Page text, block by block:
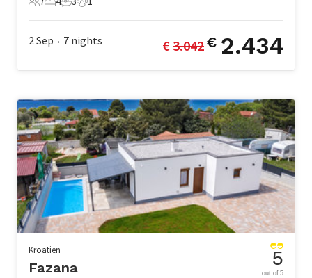
7 Gäste
4 Schlafzimmer
3 Badezimmer
1 Haustier
2 Sep • 7 nights € 3.042€ 2.434
Kroatien
Fazana 5
out of 5